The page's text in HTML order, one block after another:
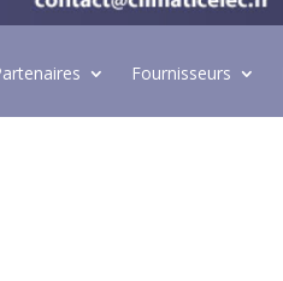
Fournisseurs